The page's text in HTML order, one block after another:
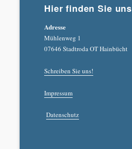
Hier finden Sie uns
Adresse
Mühlenweg 1
07646 Stadtroda OT Hainbücht
Schreiben Sie uns!
Impressum
Datenschutz